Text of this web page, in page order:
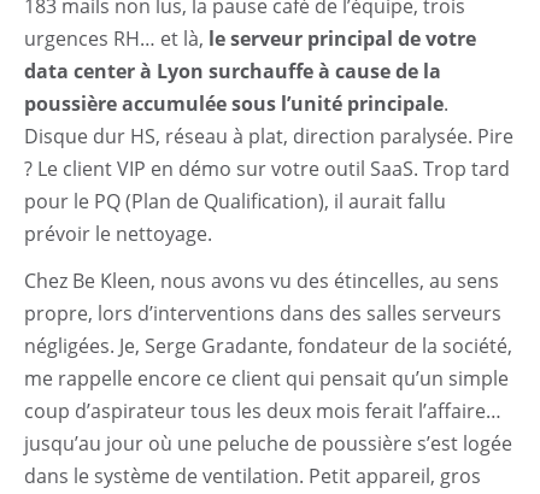
183 mails non lus, la pause café de l’équipe, trois
urgences RH… et là, le serveur principal de votre
data center à Lyon surchauffe à cause de la
poussière accumulée sous l’unité principale.
Disque dur HS, réseau à plat, direction paralysée. Pire
? Le client VIP en démo sur votre outil SaaS. Trop tard
pour le PQ (Plan de Qualification), il aurait fallu
prévoir le nettoyage.
Chez Be Kleen, nous avons vu des étincelles, au sens
propre, lors d’interventions dans des salles serveurs
négligées. Je, Serge Gradante, fondateur de la société,
me rappelle encore ce client qui pensait qu’un simple
coup d’aspirateur tous les deux mois ferait l’affaire…
jusqu’au jour où une peluche de poussière s’est logée
dans le système de ventilation. Petit appareil, gros